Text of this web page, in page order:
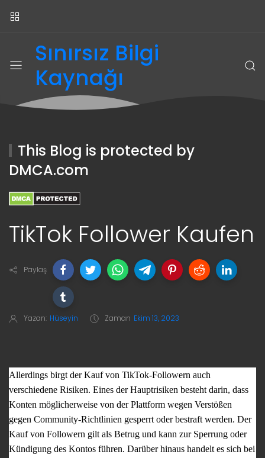
Sınırsız Bilgi
Kaynağı
This Blog is protected by
DMCA.com
TikTok Follower Kaufen
Paylaş
Yazan: Hüseyin Zaman Ekim 13, 2023
Allerdings birgt der Kauf von TikTok-Followern auch
verschiedene Risiken. Eines der Hauptrisiken besteht darin, dass
Konten möglicherweise von der Plattform wegen Verstößen
gegen Community-Richtlinien gesperrt oder bestraft werden. Der
Kauf von Followern gilt als Betrug und kann zur Sperrung oder
Kündigung des Kontos führen. Darüber hinaus handelt es sich bei